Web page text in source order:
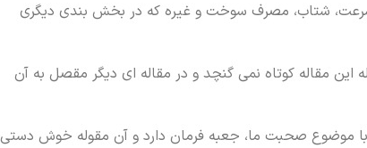
سرعت، شتاب، مصرف سوخت و غیره که در بخش بندی دیگری
مقاله کوتاه نمی گنچد و در مقاله ای دیگر مقصل به آن
موضوع صحبت ما، جعبه فرمان دارد و آن مقوله خوش دستی